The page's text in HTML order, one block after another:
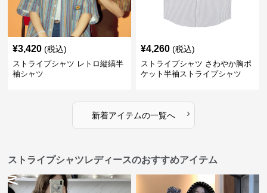
¥3,420 (税込)
ストライプシャツ レトロ縦縞半
袖シャツ
¥4,260 (税込)
ストライプシャツ さわやか胸ポ
ケット半袖ストライプシャツ
新着アイテムの一覧へ ›
ストライプシャツレディースのおすすめアイテム